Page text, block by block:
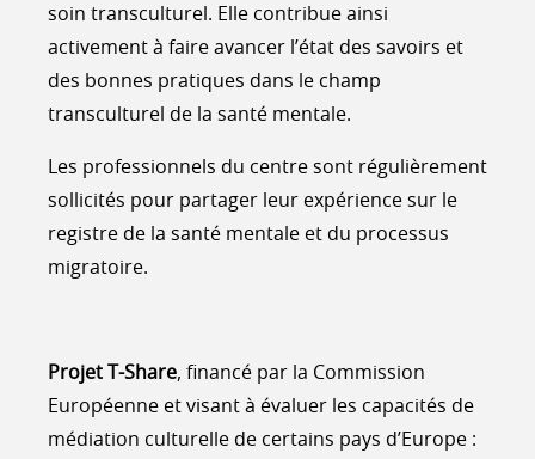
soin transculturel. Elle contribue ainsi
activement à faire avancer l’état des savoirs et
des bonnes pratiques dans le champ
transculturel de la santé mentale.
Les professionnels du centre sont régulièrement
sollicités pour partager leur expérience sur le
registre de la santé mentale et du processus
migratoire.
Projet T-Share, financé par la Commission
Européenne et visant à évaluer les capacités de
médiation culturelle de certains pays d’Europe :